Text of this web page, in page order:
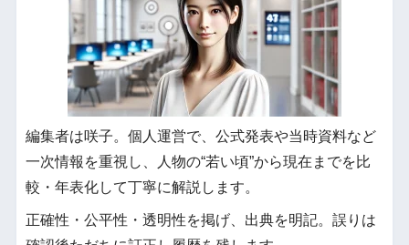
編集者は咲子。個人運営で、公式発表や当時資料など
一次情報を重視し、人物の“若い頃”から現在までを比
較・年表化して丁寧に解説します。
正確性・公平性・透明性を掲げ、出典を明記。誤りは